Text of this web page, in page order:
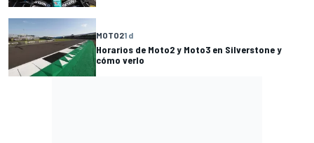
MOTO21 d
Horarios de Moto2 y Moto3 en Silverstone y
cómo verlo